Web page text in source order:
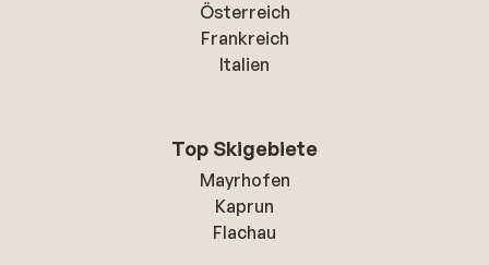
Österreich
Frankreich
Italien
Top Skigebiete
Mayrhofen
Kaprun
Flachau